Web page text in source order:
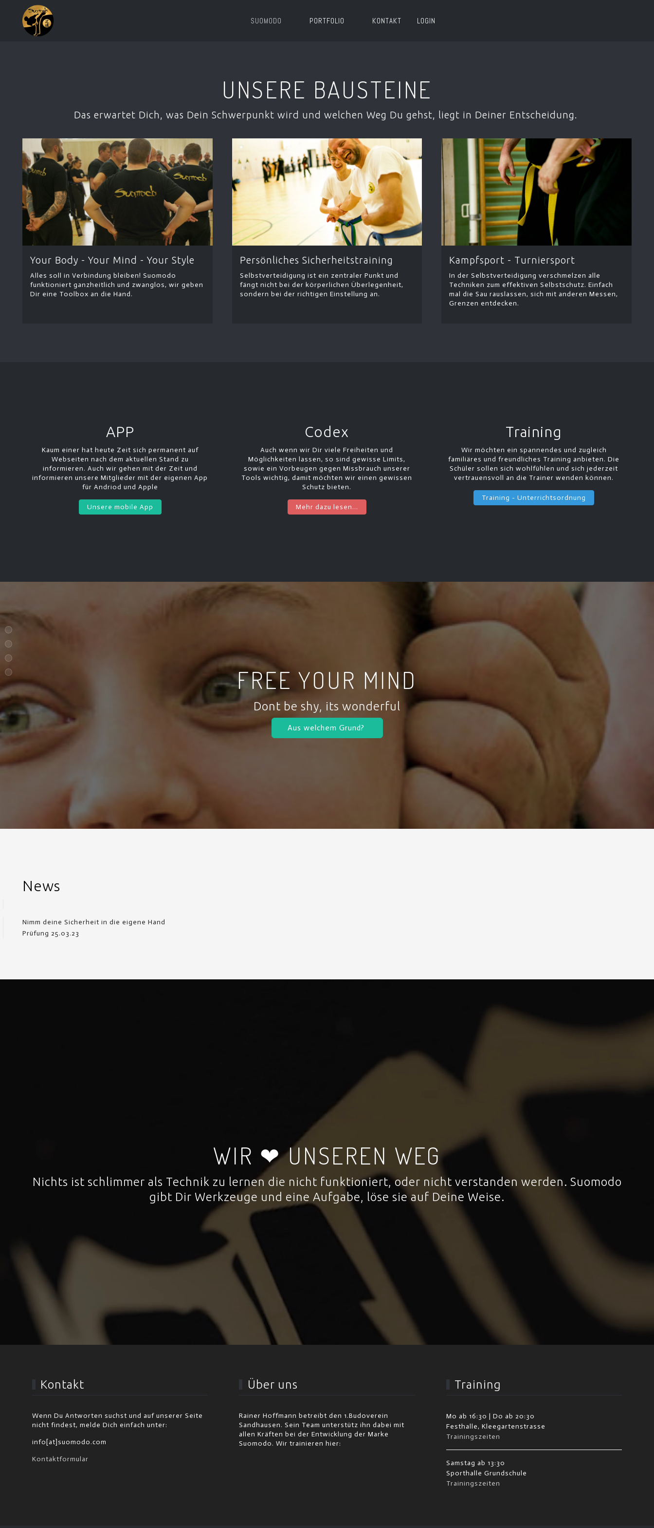
SUOMODO PORTFOLIO KONTAKT LOGIN
UNSERE BAUSTEINE
Das erwartet Dich, was Dein Schwerpunkt wird und welchen Weg Du gehst, liegt in Deiner Entscheidung.
Your Body - Your Mind - Your Style
Alles soll in Verbindung bleiben! Suomodo
funktioniert ganzheitlich und zwanglos, wir geben
Dir eine Toolbox an die Hand.
Persönliches Sicherheitstraining
Selbstverteidigung ist ein zentraler Punkt und
fängt nicht bei der körperlichen Überlegenheit,
sondern bei der richtigen Einstellung an.
Kampfsport - Turniersport
In der Selbstverteidigung verschmelzen alle
Techniken zum effektiven Selbstschutz. Einfach
mal die Sau rauslassen, sich mit anderen Messen,
Grenzen entdecken.
APP
Kaum einer hat heute Zeit sich permanent auf
Webseiten nach dem aktuellen Stand zu
informieren. Auch wir gehen mit der Zeit und
informieren unsere Mitglieder mit der eigenen App
für Andriod und Apple
Unsere mobile App
Codex
Auch wenn wir Dir viele Freiheiten und
Möglichkeiten lassen, so sind gewisse Limits,
sowie ein Vorbeugen gegen Missbrauch unserer
Tools wichtig, damit möchten wir einen gewissen
Schutz bieten.
Mehr dazu lesen...
Training
Wir möchten ein spannendes und zugleich
familiäres und freundliches Training anbieten. Die
Schüler sollen sich wohlfühlen und sich jederzeit
vertrauensvoll an die Trainer wenden können.
Training - Unterrichtsordnung
FREE YOUR MIND
Dont be shy, its wonderful
Aus welchem Grund?
News
Nimm deine Sicherheit in die eigene Hand
Prüfung 25.03.23
WIR ❤ UNSEREN WEG
Nichts ist schlimmer als Technik zu lernen die nicht funktioniert, oder nicht verstanden werden. Suomodo
gibt Dir Werkzeuge und eine Aufgabe, löse sie auf Deine Weise.
Kontakt
Wenn Du Antworten suchst und auf unserer Seite
nicht findest, melde Dich einfach unter:
info[at]suomodo.com
Kontaktformular
Über uns
Rainer Hoffmann betreibt den 1.Budoverein
Sandhausen. Sein Team unterstütz ihn dabei mit
allen Kräften bei der Entwicklung der Marke
Suomodo. Wir trainieren hier:
Training
Mo ab 16:30 | Do ab 20:30
Festhalle, Kleegartenstrasse
Trainingszeiten
Samstag ab 13:30
Sporthalle Grundschule
Trainingszeiten